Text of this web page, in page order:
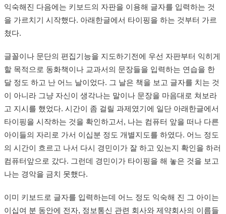
익숙해진 다음에는 키보드의 자판을 이용해 글자를 입력하는 것
을 가르치기 시작했다. 아래한글에서 타이핑을 하는 것부터 가르
쳤다.
글꼴이나 문단의 편집기능을 지도하기전에 우선 자판부터 익히게
할 목적으로 동화책이나 교과서의 문장들을 입력하는 연습을 한
달 정도 하고 난 어느 날이었다. 그 날은 책을 보고 글자를 치는 것
이 아니라 그냥 자신이 생각나는 말이나 문장을 마음대로 쳐보라
고 지시를 했었다. 시간이 좀 걸릴 과제였기에 일단 아래한글에서
타이핑을 시작하는 것을 확인하고서, 나는 컴퓨터 앞을 떠나 다른
아이들의 자리로 가서 이십분 정도 개별지도를 하였다. 어느 정도
의 시간이 흐르고 나서 다시 경민이가 잘 하고 있는지 확인을 하러
컴퓨터앞으로 갔다. 그런데 경민이가 타이핑을 해 놓은 것을 보고
나는 경악을 금치 못했다.
이미 키보드로 글자를 입력하는데 어느 정도 익숙해 진 그 아이는
이십여 분 동안에 전자, 정보통신 관련 회사와 제약회사의 이름들